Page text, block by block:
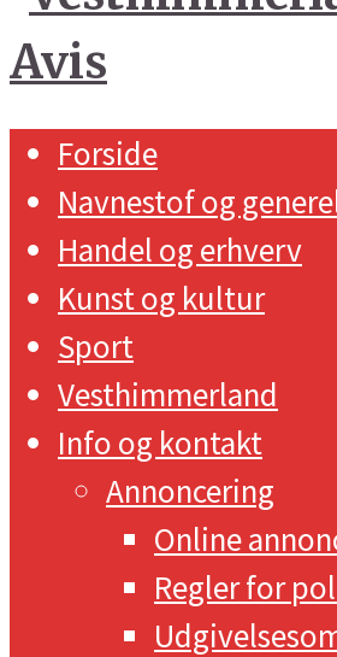
Forside
Navnestof og
Handel og erhverv
Kunst og kultur
Sport
Vesthimmerland
Info og kontakt
Annoncering
Online
Regler for